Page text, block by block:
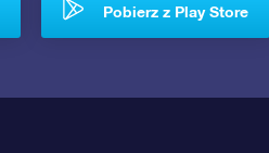
Pobierz z Play Store